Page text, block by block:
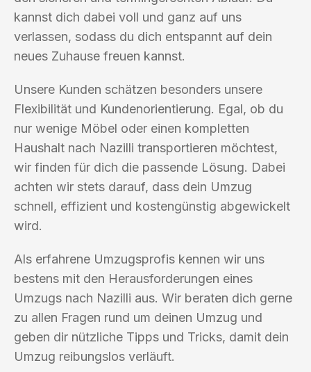
kannst dich dabei voll und ganz auf uns
verlassen, sodass du dich entspannt auf dein
neues Zuhause freuen kannst.
Unsere Kunden schätzen besonders unsere
Flexibilität und Kundenorientierung. Egal, ob du
nur wenige Möbel oder einen kompletten
Haushalt nach Nazilli transportieren möchtest,
wir finden für dich die passende Lösung. Dabei
achten wir stets darauf, dass dein Umzug
schnell, effizient und kostengünstig abgewickelt
wird.
Als erfahrene Umzugsprofis kennen wir uns
bestens mit den Herausforderungen eines
Umzugs nach Nazilli aus. Wir beraten dich gerne
zu allen Fragen rund um deinen Umzug und
geben dir nützliche Tipps und Tricks, damit dein
Umzug reibungslos verläuft.